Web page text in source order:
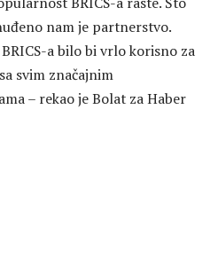
nam je partnerstvo.
a bilo bi vrlo korisno za
svim značajnim
– rekao je Bolat za Haber